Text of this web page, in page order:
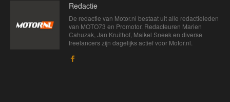
Redactie
De redactie van Motor.nl bestaat uit alle redactieleden
van MOTO73 en Promotor. Redacteuren Marien
Cahuzak, Jan Kruithof, Maikel Sneek en diverse
freelancers zijn dagelijks actief voor Motor.nl.